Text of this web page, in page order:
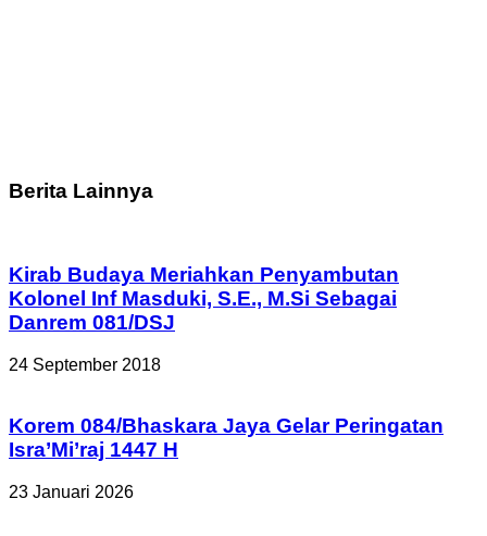
Berita Lainnya
Kirab Budaya Meriahkan Penyambutan
Kolonel Inf Masduki, S.E., M.Si Sebagai
Danrem 081/DSJ
24 September 2018
Korem 084/Bhaskara Jaya Gelar Peringatan
Isra’Mi’raj 1447 H
23 Januari 2026